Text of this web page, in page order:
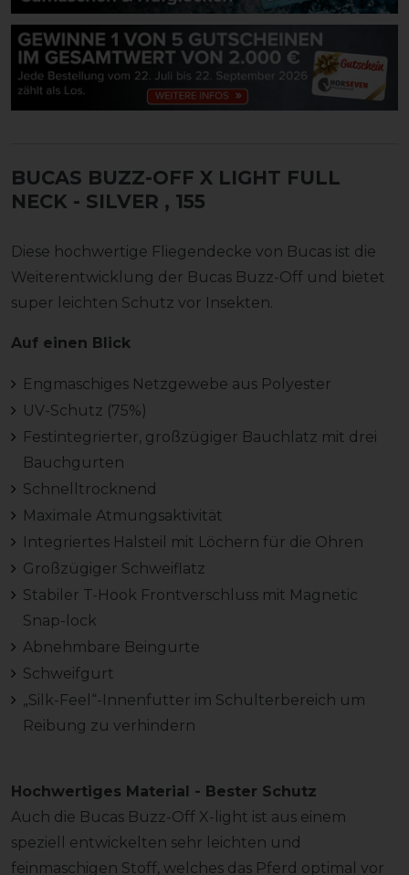
BUCAS BUZZ-OFF X LIGHT FULL
NECK - SILVER , 155
Diese hochwertige Fliegendecke von Bucas ist die
Weiterentwicklung der Bucas Buzz-Off und bietet
super leichten Schutz vor Insekten.
Auf einen Blick
Engmaschiges Netzgewebe aus Polyester
UV-Schutz (75%)
Festintegrierter, großzügiger Bauchlatz mit drei
Bauchgurten
Schnelltrocknend
Maximale Atmungsaktivität
Integriertes Halsteil mit Löchern für die Ohren
Großzügiger Schweiflatz
Stabiler T-Hook Frontverschluss mit Magnetic
Snap-lock
Abnehmbare Beingurte
Schweifgurt
„Silk-Feel“-Innenfutter im Schulterbereich um
Reibung zu verhindern
Hochwertiges Material - Bester Schutz
Auch die Bucas Buzz-Off X-light ist aus einem
speziell entwickelten sehr leichten und
feinmaschigen Stoff, welches das Pferd optimal vor